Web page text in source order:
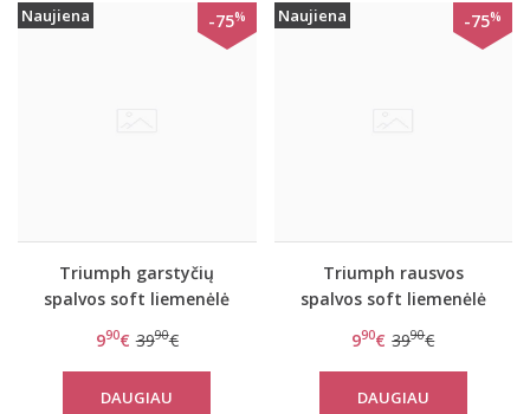
Naujiena -75%
Triumph garstyčių
spalvos soft liemenėlė
Shimmer bustier
990€ 3990€
DAUGIAU
Naujiena -75%
Triumph rausvos
spalvos soft liemenėlė
Summer Charm bustier
990€ 3990€
DAUGIAU